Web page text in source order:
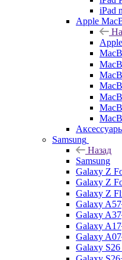
iPad
Apple
Samsung
Назад
Samsung
Galaxy Z
Galaxy Z
Galaxy Z
Galaxy A57
Galaxy A37
Galaxy A17
Galaxy A07
Galaxy